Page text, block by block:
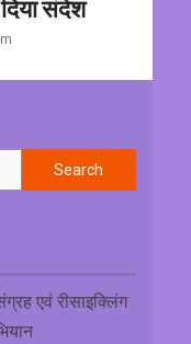
संदेश
Search
एवं रीसाइक्लिंग